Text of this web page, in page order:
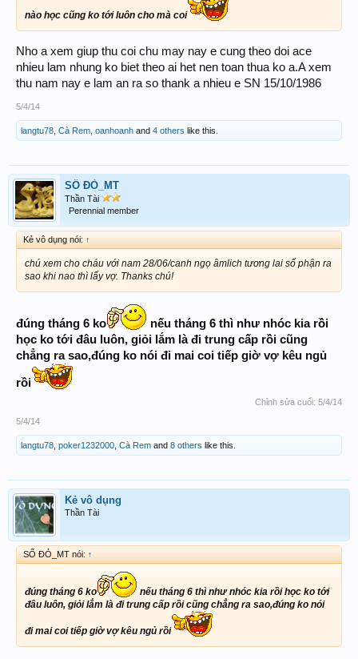
nào học cũng ko tới luôn cho mà coi
Nho a xem giup thu coi chu may nay e cung theo doi ace
nhieu lam nhung ko biet theo ai het nen toan thua ko a.A xem
thu nam nay e lam an ra so thank a nhieu e SN 15/10/1986
5/4/14
langtu78 Cà Rem oanhoanh and 4 others like this.
SỐ ĐỎ_MT
Thần Tài
Perennial member
Kẻ vô dụng nói: ↑
chú xem cho cháu với nam 28/06/canh ngọ âmlich tương lai số phận ra
sao khi nao thì lấy vợ. Thanks chú!
đúng tháng 6 ko
nếu tháng 6 thì như nhóc kia rồi
học ko tới đâu luôn, giỏi lắm là đi trung cấp rồi cũng
chẳng ra sao,đúng ko nói đi mai coi tiếp giờ vợ kêu ngủ
rồi
Chỉnh sửa cuối: 5/4/14
5/4/14
langtu78 poker1232000 Cà Rem and 8 others like this.
Kẻ vô dụng
Thần Tài
SỐ ĐỎ_MT nói: ↑
đúng tháng 6 ko
nếu tháng 6 thì như nhóc kia rồi học ko tới
đâu luôn, giỏi lắm là đi trung cấp rồi cũng chẳng ra sao,đúng ko nói
đi mai coi tiếp giờ vợ kêu ngủ rồi